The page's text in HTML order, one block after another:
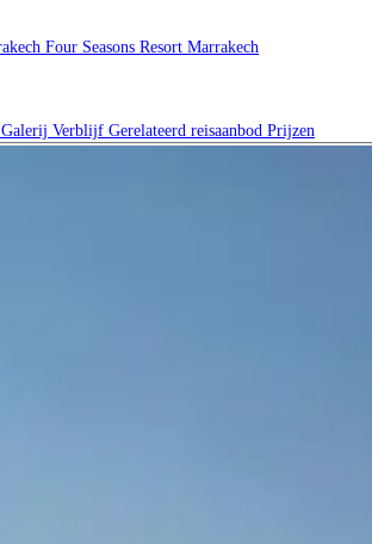
Four Seasons Resort Marrakech
Galerij Verblijf Gerelateerd reisaanbod Prijzen